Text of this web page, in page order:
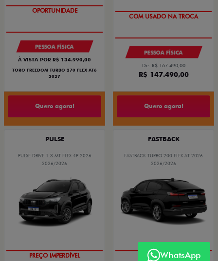
OPORTUNIDADE
PESSOA FÍSICA
À VISTA POR R$ 134.990,00
TORO FREEDOM TURBO 270 FLEX AT6
2027
Quero agora!
COM USADO NA TROCA
PESSOA FÍSICA
De: R$ 167.490,00
R$ 147.490,00
Quero agora!
PULSE
PULSE DRIVE 1.3 MT FLEX 4P 2026
2026/2026
PREÇO IMPERDÍVEL
FASTBACK
FASTBACK TURBO 200 FLEX AT 2026
2026/2026
OPORTUNIDADE
WhatsApp